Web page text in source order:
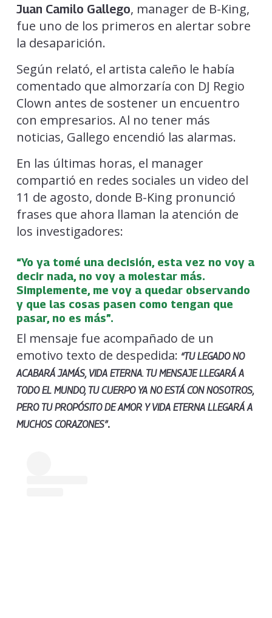
Juan Camilo Gallego, manager de B-King,
fue uno de los primeros en alertar sobre
la desaparición.
Según relató, el artista caleño le había
comentado que almorzaría con DJ Regio
Clown antes de sostener un encuentro
con empresarios. Al no tener más
noticias, Gallego encendió las alarmas.
En las últimas horas, el manager
compartió en redes sociales un video del
11 de agosto, donde B-King pronunció
frases que ahora llaman la atención de
los investigadores:
“Yo ya tomé una decisión, esta vez no voy a
decir nada, no voy a molestar más.
Simplemente, me voy a quedar observando
y que las cosas pasen como tengan que
pasar, no es más”.
El mensaje fue acompañado de un
emotivo texto de despedida: “TU LEGADO NO
ACABARÁ JAMÁS, VIDA ETERNA. TU MENSAJE LLEGARÁ A
TODO EL MUNDO, TU CUERPO YA NO ESTÁ CON NOSOTROS,
PERO TU PROPÓSITO DE AMOR Y VIDA ETERNA LLEGARÁ A
MUCHOS CORAZONES”.